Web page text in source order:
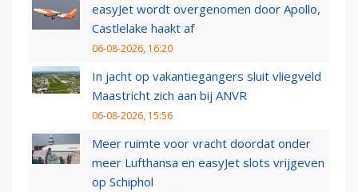
easyJet wordt overgenomen door Apollo,
Castlelake haakt af
06-08-2026, 16:20
In jacht op vakantiegangers sluit vliegveld
Maastricht zich aan bij ANVR
06-08-2026, 15:56
Meer ruimte voor vracht doordat onder
meer Lufthansa en easyJet slots vrijgeven
op Schiphol